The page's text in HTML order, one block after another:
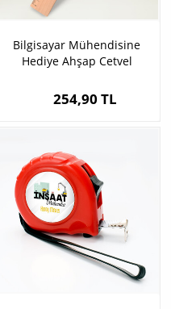
Bilgisayar Mühendisine
Hediye Ahşap Cetvel
254,90 TL